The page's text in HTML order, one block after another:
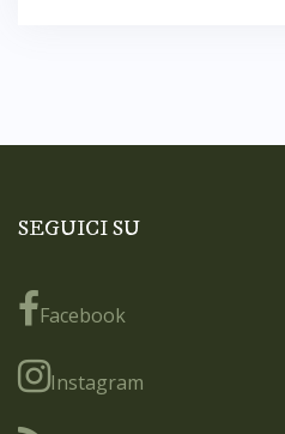
SEGUICI SU
Facebook
Instagram